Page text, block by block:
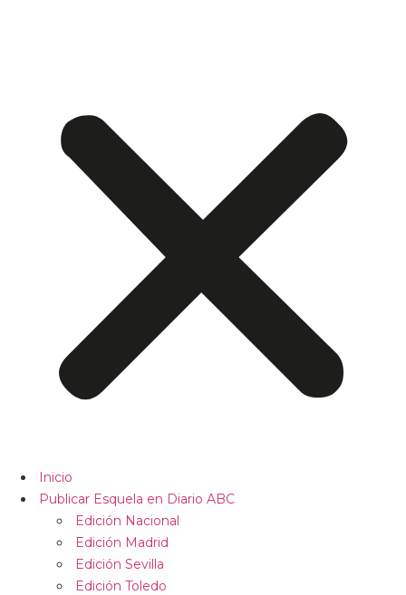
Inicio
Publicar Esquela en Diario ABC
Edición Nacional
Edición Madrid
Edición Sevilla
Edición Toledo